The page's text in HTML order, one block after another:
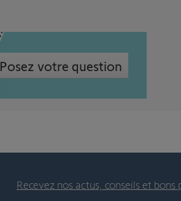
Posez votre question
Recevez nos actus, conseils et bons